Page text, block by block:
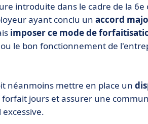
introduite dans le cadre de la
ayant conclu un accord
imposer ce mode de
le bon fonctionnement de
néanmoins mettre en place un
forfait jours et assurer une